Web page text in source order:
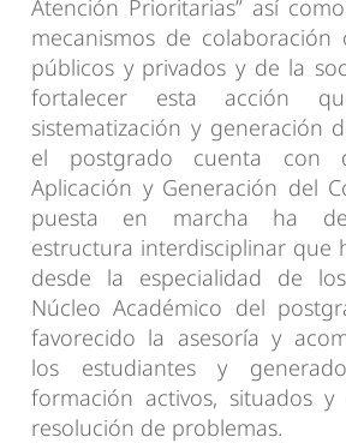
Atención Prioritarias” así
mecanismos de colaboración
públicos y privados y de la
fortalecer esta acción
sistematización y generación
el postgrado cuenta con
Aplicación y Generación del
puesta en marcha ha
estructura interdisciplinar que
desde la especialidad de
Núcleo Académico del
favorecido la asesoría y
los estudiantes y
formación activos, situados
resolución de problemas.